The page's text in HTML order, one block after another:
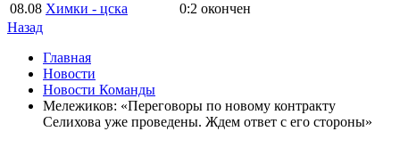
08.08 Химки - цска 0:2 окончен
Назад
Главная
Новости
Новости Команды
Мележиков: «Переговоры по новому контракту
Селихова уже проведены. Ждем ответ с его стороны»